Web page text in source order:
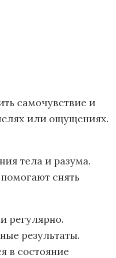
самочувствие и
или ощущениях.
тела и разума.
снять
регулярно.
результаты.
в состояние